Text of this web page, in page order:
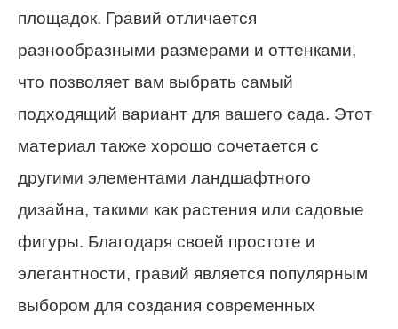
площадок. Гравий отличается
разнообразными размерами и оттенками,
что позволяет вам выбрать самый
подходящий вариант для вашего сада. Этот
материал также хорошо сочетается с
другими элементами ландшафтного
дизайна, такими как растения или садовые
фигуры. Благодаря своей простоте и
элегантности, гравий является популярным
выбором для создания современных